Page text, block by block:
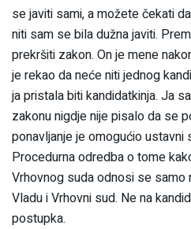
se javiti sami, a možete čekati
niti sam se bila dužna javiti.
prekršiti zakon. On je mene
je rekao da neće niti jednog
ja pristala biti kandidatkinja. Ja
zakonu nigdje nije pisalo da se
ponavljanje je omogućio ustavni
Procedurna odredba o tome
Vrhovnog suda odnosi se samo
Vladu i Vrhovni sud. Ne na
postupka.